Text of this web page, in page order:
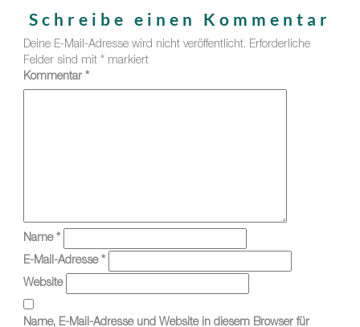
Schreibe einen Kommentar
Deine E-Mail-Adresse wird nicht veröffentlicht. Erforderliche
Felder sind mit * markiert
Kommentar *
Name *
E-Mail-Adresse *
Website
Name, E-Mail-Adresse und Website in diesem Browser für